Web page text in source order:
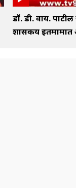
डॉ. डी. वाय.
शासकीय